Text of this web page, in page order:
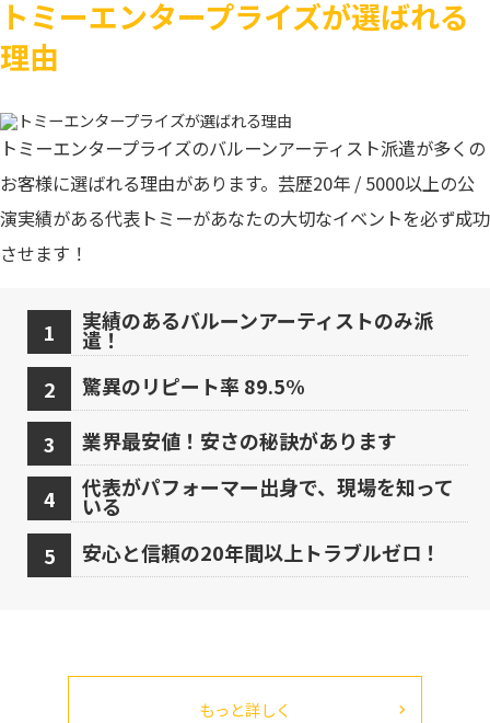
トミーエンタープライズが選ばれる
理由
トミーエンタープライズのバルーンアーティスト派遣が多くの
お客様に選ばれる理由があります。芸歴20年 / 5000以上の公
演実績がある代表トミーがあなたの大切なイベントを必ず成功
させます！
実績のあるバルーンアーティストのみ派
遣！
驚異のリピート率 89.5%
業界最安値！安さの秘訣があります
代表がパフォーマー出身で、現場を知って
いる
安心と信頼の20年間以上トラブルゼロ！
もっと詳しく